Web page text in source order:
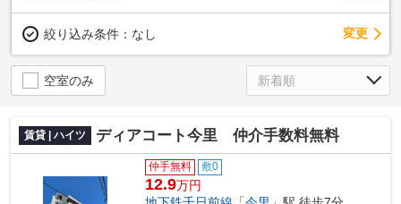
絞り込み条件： なし 変更
空室のみ
賃貸 | ハイツ ディアコート今里 仲介手数料無料
仲手無料 敷0
12.9万円